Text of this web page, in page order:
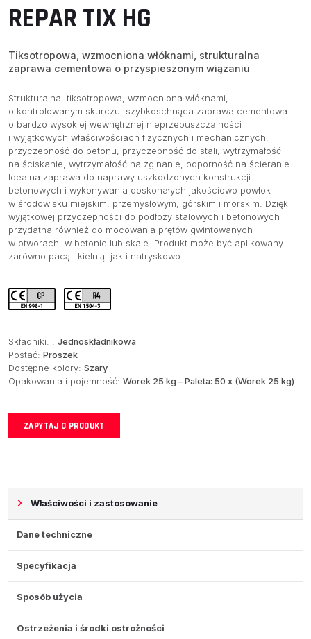
REPAR TIX HG
Tiksotropowa, wzmocniona włóknami, strukturalna
zaprawa cementowa o przyspieszonym wiązaniu
Strukturalna, tiksotropowa, wzmocniona włóknami,
o kontrolowanym skurczu, szybkoschnąca zaprawa cementowa
o bardzo wysokiej wewnętrznej nieprzepuszczalności
i wyjątkowych właściwościach fizycznych i mechanicznych:
przyczepność do betonu, przyczepność do stali, wytrzymałość
na ściskanie, wytrzymałość na zginanie, odporność na ścieranie.
Idealna zaprawa do naprawy uszkodzonych konstrukcji
betonowych i wykonywania doskonałych jakościowo powłok
w środowisku miejskim, przemysłowym, górskim i morskim. Dzięki
wyjątkowej przyczepności do podłoży stalowych i betonowych
przydatna również do mocowania prętów gwintowanych
w otworach, w betonie lub skale. Produkt może być aplikowany
zarówno pacą i kielnią, jak i natryskowo.
Składniki: : Jednoskładnikowa
Postać: Proszek
Dostępne kolory: Szary
Opakowania i pojemność: Worek 25 kg – Paleta: 50 x (Worek 25 kg)
ZAPYTAJ O PRODUKT
Właściwości i zastosowanie
Dane techniczne
Specyfikacja
Sposób użycia
Ostrzeżenia i środki ostrożności